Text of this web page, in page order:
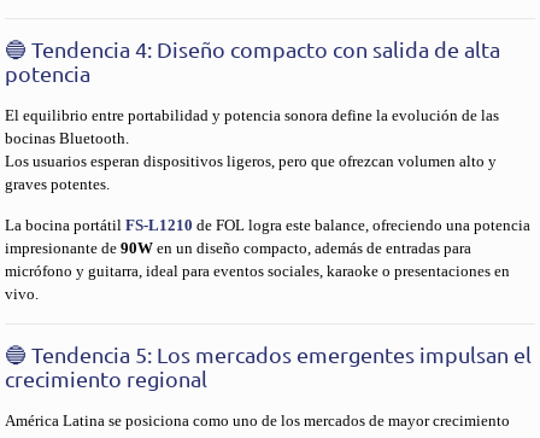
🔵 Tendencia 4: Diseño compacto con salida de alta
potencia
El equilibrio entre portabilidad y potencia sonora define la evolución de las
bocinas Bluetooth.
Los usuarios esperan dispositivos ligeros, pero que ofrezcan volumen alto y
graves potentes.
La bocina portátilFS-L1210 de FOL logra este balance, ofreciendo una potencia
impresionante de90W en un diseño compacto, además de entradas para
micrófono y guitarra, ideal para eventos sociales, karaoke o presentaciones en
vivo.
🔵 Tendencia 5: Los mercados emergentes impulsan el
crecimiento regional
América Latina se posiciona como uno de los mercados de mayor crecimiento